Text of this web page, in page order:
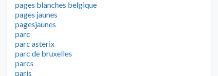
pages blanches belgique
pages jaunes
pagesjaunes
parc
parc asterix
parc de bruxelles
parcs
paris